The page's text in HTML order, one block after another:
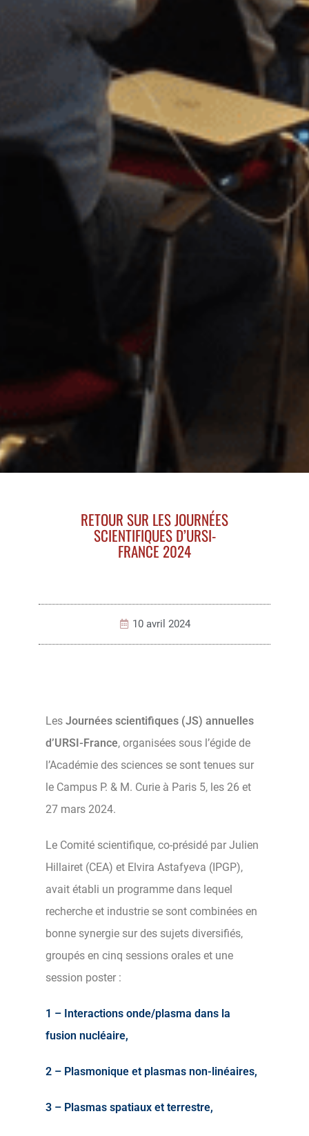
RETOUR SUR LES JOURNÉES
SCIENTIFIQUES D’URSI-
FRANCE 2024
10 avril 2024
Les Journées scientifiques (JS) annuelles
d’URSI-France, organisées sous l’égide de
l’Académie des sciences se sont tenues sur
le Campus P. & M. Curie à Paris 5, les 26 et
27 mars 2024.
Le Comité scientifique, co-présidé par Julien
Hillairet (CEA) et Elvira Astafyeva (IPGP),
avait établi un programme dans lequel
recherche et industrie se sont combinées en
bonne synergie sur des sujets diversifiés,
groupés en cinq sessions orales et une
session poster :
1 – Interactions onde/plasma dans la
fusion nucléaire,
2 – Plasmonique et plasmas non-linéaires,
3 – Plasmas spatiaux et terrestre,